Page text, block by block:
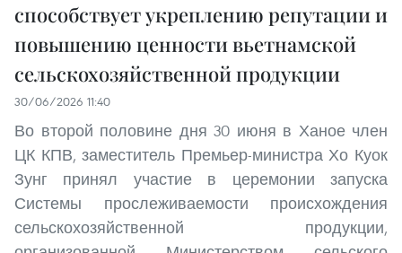
способствует укреплению репутации и
повышению ценности вьетнамской
сельскохозяйственной продукции
30/06/2026 11:40
Во второй половине дня 30 июня в Ханое член
ЦК КПВ, заместитель Премьер-министра Хо Куок
Зунг принял участие в церемонии запуска
Системы прослеживаемости происхождения
сельскохозяйственной продукции,